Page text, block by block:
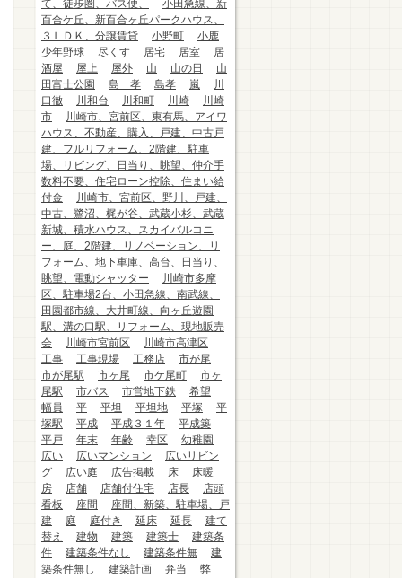
て、徒歩圏、バス便、
小田急線、新
百合ケ丘、新百合ヶ丘パークハウス、
３ＬＤＫ、分譲賃貸
小野町
小鹿
少年野球
尽くす 居宅 居室
居
酒屋
屋上 屋外 山 山の日
山
田富士公園
島 孝 島孝 嵐
川
口徹
川和台 川和町 川崎
川崎
市
川崎市、宮前区、東有馬、アイワ
ハウス、不動産、購入、戸建、中古戸
建、フルリフォーム、2階建、駐車
場、リビング、日当り、眺望、仲介手
数料不要、住宅ローン控除、住まい給
付金
川崎市、宮前区、野川、戸建、
中古、鷺沼、梶が谷、武蔵小杉、武蔵
新城、積水ハウス、スカイバルコニ
ー、庭、2階建、リノベーション、リ
フォーム、地下車庫、高台、日当り、
眺望、電動シャッター
川崎市多摩
区、駐車場2台、小田急線、南武線、
田園都市線、大井町線、向ヶ丘遊園
駅、溝の口駅、リフォーム、現地販売
会
川崎市宮前区
川崎市高津区
工事
工事現場 工務店
市が尾
市が尾駅
市ヶ尾 市ケ尾町
市ヶ
尾駅
市バス 市営地下鉄
希望
幅員
平 平坦 平坦地 平塚
平
塚駅
平成 平成３１年
平成築
平戸
年末 年齢 幸区
幼稚園
広い
広いマンション
広いリビン
グ
広い庭 広告掲載 床
床暖
房
店舗 店舗付住宅 店長
店頭
看板
座間
座間、新築、駐車場、戸
建
庭 庭付き 延床 延長
建て
替え
建物 建築 建築士
建築条
件
建築条件なし 建築条件無
建
築条件無し
建築計画 弁当
弊